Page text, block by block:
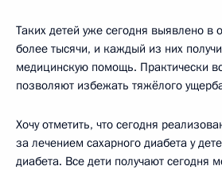
Таких детей уже сегодня выявлено в
более тысячи, и каждый из них
медицинскую помощь. Практически
позволяют избежать тяжёлого
Хочу отметить, что сегодня
за лечением сахарного диабета у
диабета. Все дети получают сегодня